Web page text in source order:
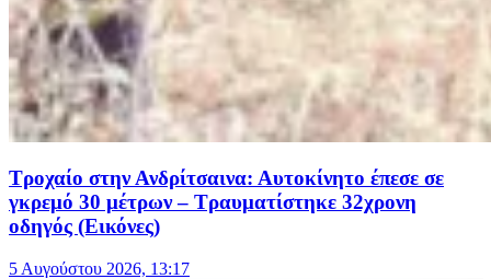
Τροχαίο στην Ανδρίτσαινα: Αυτοκίνητο έπεσε σε
γκρεμό 30 μέτρων – Τραυματίστηκε 32χρονη
οδηγός (Εικόνες)
5 Αυγούστου 2026, 13:17